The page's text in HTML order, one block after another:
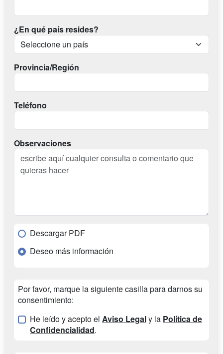
¿En qué país resides?
Provincia/Región
Teléfono
Observaciones
Descargar PDF
Deseo más información
Por favor, marque la siguiente casilla para darnos su
consentimiento:
He leído y acepto el Aviso Legaly la Política de
Confidencialidad.